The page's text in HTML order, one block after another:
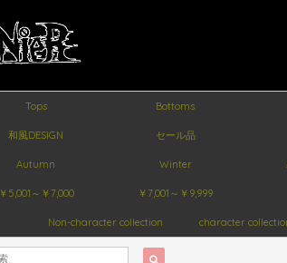
Tops Bottoms
和風DESIGN セール品
Autumn Winter
￥5,001～￥7,000 ￥7,001～￥9,999
Non-character collection character